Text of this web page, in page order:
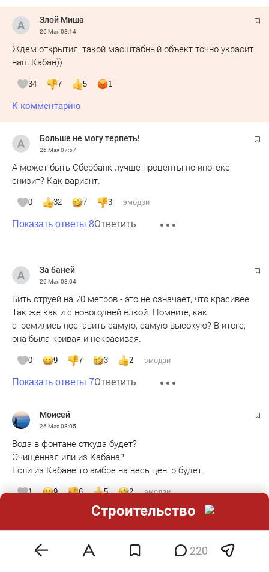
Злой Миша
26 Мая08:14
Ждем открытия, такой масштабный объект точно украсит
наш Кабан))
34 7 5 1
К комментарию
Больше не могу терпеть!
26 Мая07:57
А может быть Сбербанк лучше проценты по ипотеке
снизит? Как вариант.
0 32 7 3 эмодзи
Показать ответы 8Ответить
За баней
26 Мая08:04
Бить струёй на 70 метров - это не означает, что красивее.
Так же как и с новогодней ёлкой. Помните, как
стремились поставить самую, самую высокую? В итоге,
она была кривая и некрасивая.
0 9 7 3 2 эмодзи
Показать ответы 7Ответить
Moисeй
26 Мая08:05
Вода в фонтане откуда будет?
Очищенная или из Кабана?
Если из Кабане то амбре на весь центр будет..
1 9 6 5 2 эмодзи
Показать ответы 7Ответить
220
Строительство